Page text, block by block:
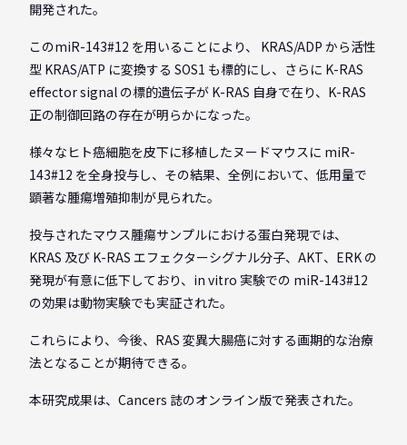
開発された。
このmiR-143#12 を用いることにより、 KRAS/ADP から活性
型 KRAS/ATP に変換する SOS1 も標的にし、さらに K-RAS
effector signal の標的遺伝子が K-RAS 自身で在り、K-RAS
正の制御回路の存在が明らかになった。
様々なヒト癌細胞を皮下に移植したヌードマウスに miR-
143#12 を全身投与し、その結果、全例において、低用量で
顕著な腫瘍増殖抑制が見られた。
投与されたマウス腫瘍サンプルにおける蛋白発現では、
KRAS 及び K-RAS エフェクターシグナル分子、AKT、ERK の
発現が有意に低下しており、in vitro 実験での miR-143#12
の効果は動物実験でも実証された。
これらにより、今後、RAS 変異大腸癌に対する画期的な治療
法となることが期待できる。
本研究成果は、Cancers 誌のオンライン版で発表された。